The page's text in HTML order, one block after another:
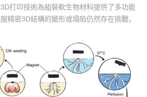
打印技術為組裝軟生物材料提供了多功能
精密3D結構的變形或塌陷仍然存在挑戰，
一種磁體輔助制造策略，該策略使用磁場觸
時支撐，從而能夠直接創建具有懸垂和薄
。該文章名為“Magnetically driven
soft bioscaffolds”，發表在Science
過制造生物